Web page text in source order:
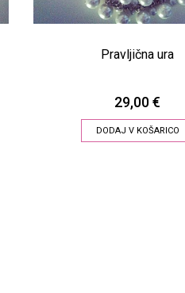
Pravljična ura
29,00 €
DODAJ V KOŠARICO